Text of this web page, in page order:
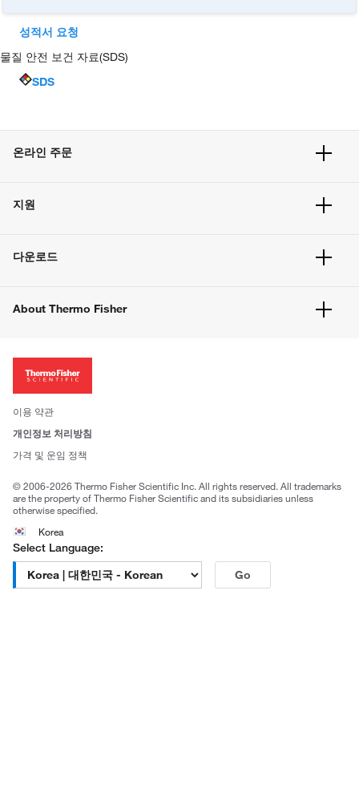
성적서 요청
물질 안전 보건 자료(SDS)
SDS
온라인 주문
주문 방법
벌크 주문
지원
고객 센터
웹사이트 개선사항
다운로드
About Thermo Fisher
투자자
사회적 책임
브랜드
이용 약관
개인정보 처리방침
가격 및 운임 정책
© 2006-2026 Thermo Fisher Scientific Inc. All rights reserved. All trademarks
are the property of Thermo Fisher Scientific and its subsidiaries unless
otherwise specified.
Korea
Select Language:
Go